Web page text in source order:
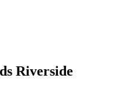
Riverside